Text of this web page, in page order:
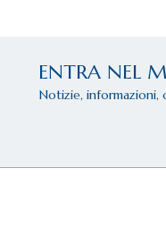
ENTRA NEL
Notizie, informazioni,